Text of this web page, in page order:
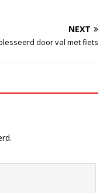
NEXT
door val met fiets